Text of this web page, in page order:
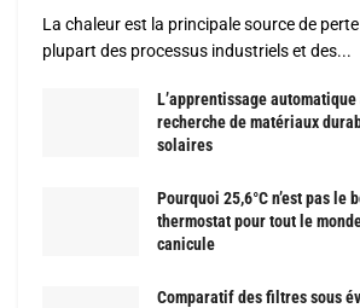
La chaleur est la principale source de
plupart des processus industriels et des...
L’apprentissage
recherche de matériaux
solaires
Pourquoi 25,6°C n’est pas le
thermostat pour tout le
canicule
Comparatif des filtres sous